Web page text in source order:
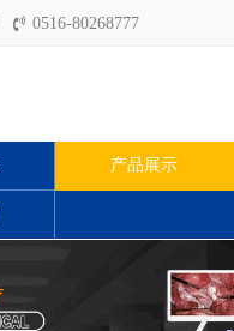
0516-80268777
产品展示